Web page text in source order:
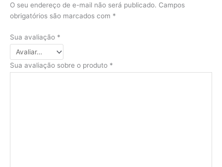
O seu endereço de e-mail não será publicado. Campos
obrigatórios são marcados com *
Sua avaliação *
Sua avaliação sobre o produto *